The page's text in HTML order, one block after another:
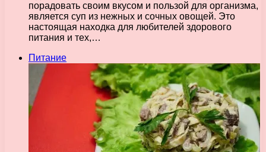
порадовать своим вкусом и пользой для организма,
является суп из нежных и сочных овощей. Это
настоящая находка для любителей здорового
питания и тех,…
Питание